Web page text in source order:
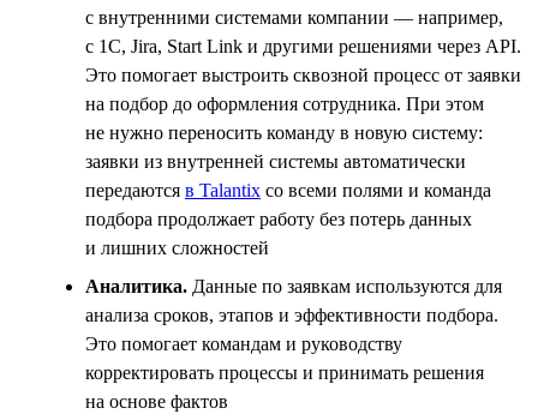
с внутренними системами компании — например,
с 1С, Jira, Start Link и другими решениями через API.
Это помогает выстроить сквозной процесс от заявки
на подбор до оформления сотрудника. При этом
не нужно переносить команду в новую систему:
заявки из внутренней системы автоматически
передаются в Talantix со всеми полями и команда
подбора продолжает работу без потерь данных
и лишних сложностей
Аналитика. Данные по заявкам используются для
анализа сроков, этапов и эффективности подбора.
Это помогает командам и руководству
корректировать процессы и принимать решения
на основе фактов